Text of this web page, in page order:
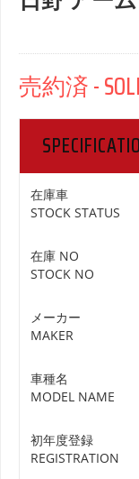
売約済 -
在庫車
STOCK STATUS
在庫 NO
STOCK NO
メーカー
MAKER
車種名
MODEL NAME
初年度登録
REGISTRATION